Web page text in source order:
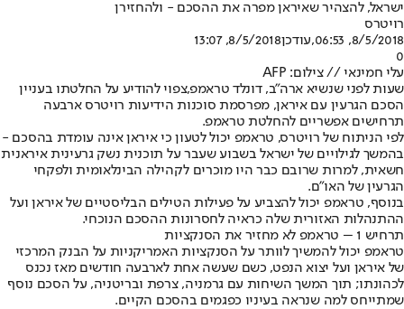
ישראל, להצהיר שאיראן מפרה את ההסכם - ולהחזירן
רויטרס
8/5/2018, 06:53
,עודכן8/5/2018, 13:07
0
עלי חמינאי // צילום: AFP
שעות לפני שנשיא ארה"ב, דונלד טראמפ,צפוי להודיע על החלטתו בעניין
הסכם הגרעין עם איראן, מפרסמת סוכנות הידיעות רויטרס ארבעה
תרחישים אפשריים להחלטת טראמפ.
לפי הניתוח של רויטרס, טראמפ יכול לטעון כי איראן אינה עומדת בהסכם -
בהמשך לגילויים של ישראל בשבוע שעבר על תוכנית נשק גרעינית איראנית
חשאית, למרות שרובם כבר היו מוכרים לקהילה הבינלאומית ולפקחי
הגרעין של האו"ם.
בנוסף, טראמפ יכול להצביע על פעילות הטילים הבליסטיים של איראן ועל
ההתנהלות האזורית שלה כראיה לחסרונות ההסכם הנוכחי.
תרחיש 1 – טראמפ לא מחזיר את הסנקציות
טראמפ יכול להמשיך לוותר על הסנקציות האמריקניות על הבנק המרכזי
של איראן ועל יצוא הנפט, כשם שעשה אחת לארבעה חודשים מאז נכנס
לכהונתו; תוך המשך השיחות עם גרמניה, צרפת ובריטניה, על הסכם נוסף
שמתייחס למה שנראה בעיניו כפגמים בהסכם הקיים.